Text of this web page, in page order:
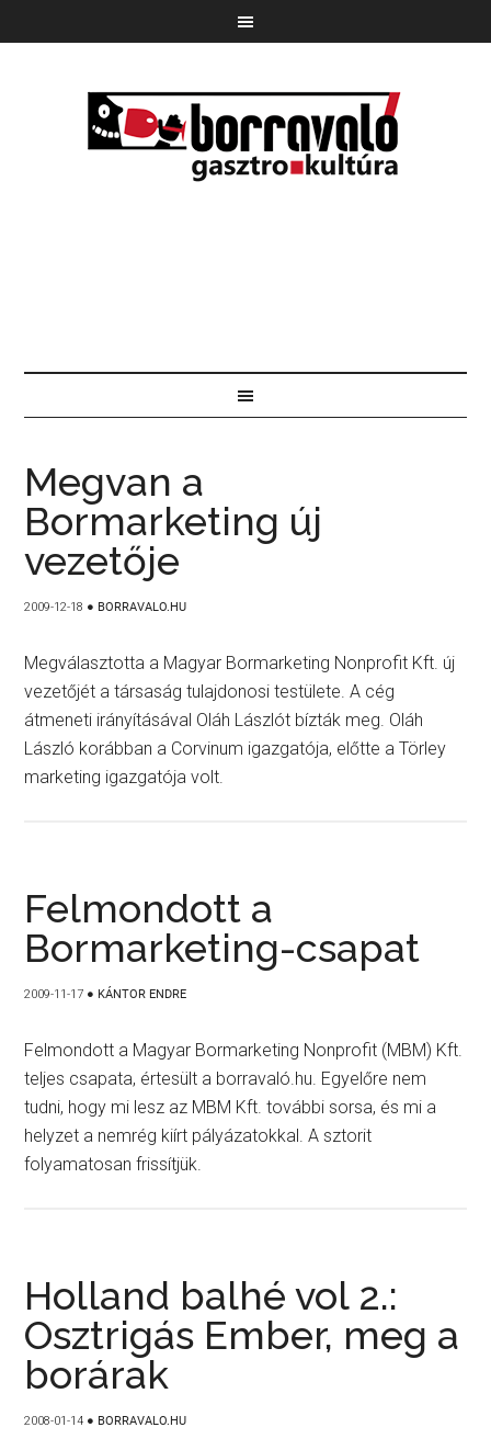
Megvan a
Bormarketing új
vezetője
2009-12-18 ● BORRAVALO.HU
Megválasztotta a Magyar Bormarketing Nonprofit Kft. új
vezetőjét a társaság tulajdonosi testülete. A cég
átmeneti irányításával Oláh Lászlót bízták meg. Oláh
László korábban a Corvinum igazgatója, előtte a Törley
marketing igazgatója volt.
Felmondott a
Bormarketing-csapat
2009-11-17 ● KÁNTOR ENDRE
Felmondott a Magyar Bormarketing Nonprofit (MBM) Kft.
teljes csapata, értesült a borravaló.hu. Egyelőre nem
tudni, hogy mi lesz az MBM Kft. további sorsa, és mi a
helyzet a nemrég kiírt pályázatokkal. A sztorit
folyamatosan frissítjük.
Holland balhé vol 2.:
Osztrigás Ember, meg a
borárak
2008-01-14 ● BORRAVALO.HU